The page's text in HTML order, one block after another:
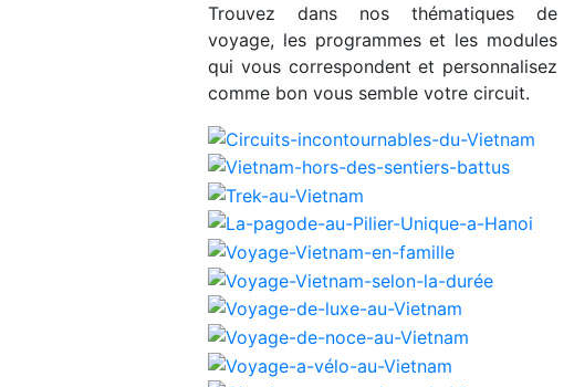
Trouvez dans nos thématiques de
voyage, les programmes et les modules
qui vous correspondent et personnalisez
comme bon vous semble votre circuit.